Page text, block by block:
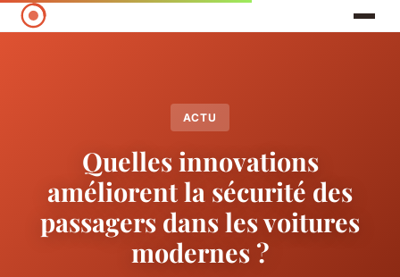
ACTU
Quelles innovations
améliorent la sécurité des
passagers dans les voitures
modernes ?